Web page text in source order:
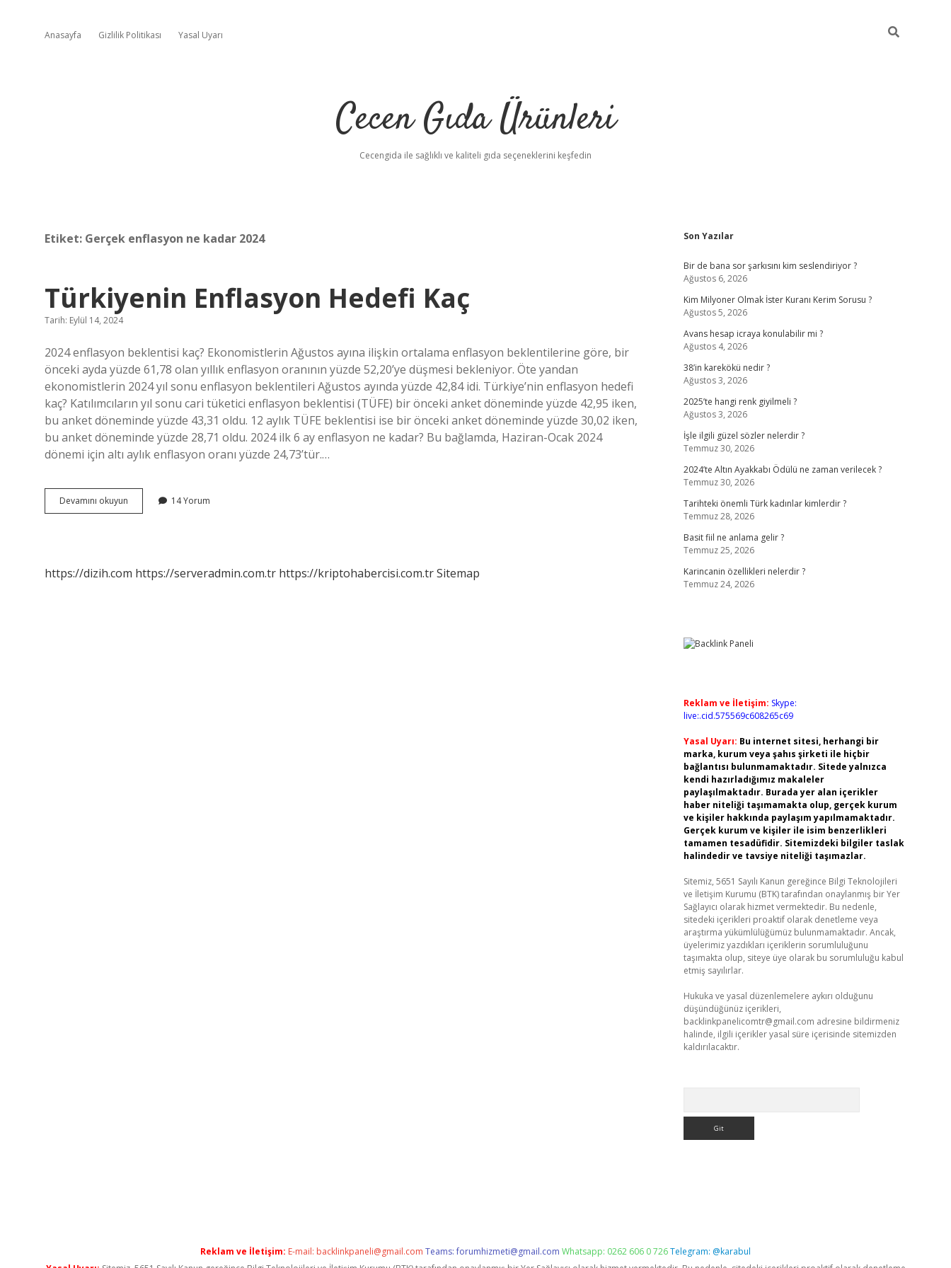
Anasayfa Gizlilik Politikası Yasal Uyarı
Cecen Gıda Ürünleri
Cecengida ile sağlıklı ve kaliteli gıda seçeneklerini keşfedin
Etiket: Gerçek enflasyon ne kadar 2024
Türkiyenin Enflasyon Hedefi Kaç
Tarih: Eylül 14, 2024
2024 enflasyon beklentisi kaç? Ekonomistlerin Ağustos ayına ilişkin ortalama enflasyon beklentilerine göre, bir
önceki ayda yüzde 61,78 olan yıllık enflasyon oranının yüzde 52,20’ye düşmesi bekleniyor. Öte yandan
ekonomistlerin 2024 yıl sonu enflasyon beklentileri Ağustos ayında yüzde 42,84 idi. Türkiye’nin enflasyon hedefi
kaç? Katılımcıların yıl sonu cari tüketici enflasyon beklentisi (TÜFE) bir önceki anket döneminde yüzde 42,95 iken,
bu anket döneminde yüzde 43,31 oldu. 12 aylık TÜFE beklentisi ise bir önceki anket döneminde yüzde 30,02 iken,
bu anket döneminde yüzde 28,71 oldu. 2024 ilk 6 ay enflasyon ne kadar? Bu bağlamda, Haziran-Ocak 2024
dönemi için altı aylık enflasyon oranı yüzde 24,73’tür.…
Devamını okuyun Türkiyenin
Enflasyon
14 Yorum
https://dizih.com https://serveradmin.com.tr https://kriptohabercisi.com.trSitemap
Sidebar
Son Yazılar
Bir de bana sor şarkısını kim seslendiriyor ?
Ağustos 6, 2026
Kim Milyoner Olmak İster Kuranı Kerim Sorusu ?
Ağustos 5, 2026
Avans hesap icraya konulabilir mi ?
Ağustos 4, 2026
38’in karekökü nedir ?
Ağustos 3, 2026
2025’te hangi renk giyilmeli ?
Ağustos 3, 2026
İşle ilgili güzel sözler nelerdir ?
Temmuz 30, 2026
2024’te Altın Ayakkabı Ödülü ne zaman verilecek ?
Temmuz 30, 2026
Tarihteki önemli Türk kadınlar kimlerdir ?
Temmuz 28, 2026
Basit fiil ne anlama gelir ?
Temmuz 25, 2026
Karincanin özellikleri nelerdir ?
Temmuz 24, 2026
Reklam ve İletişim: Skype:
live:.cid.575569c608265c69
Yasal Uyarı: Bu internet sitesi, herhangi bir
marka, kurum veya şahıs şirketi ile hiçbir
bağlantısı bulunmamaktadır. Sitede yalnızca
kendi hazırladığımız makaleler
paylaşılmaktadır. Burada yer alan içerikler
haber niteliği taşımamakta olup, gerçek kurum
ve kişiler hakkında paylaşım yapılmamaktadır.
Gerçek kurum ve kişiler ile isim benzerlikleri
tamamen tesadüfidir. Sitemizdeki bilgiler taslak
halindedir ve tavsiye niteliği taşımazlar.
Sitemiz, 5651 Sayılı Kanun gereğince Bilgi Teknolojileri
ve İletişim Kurumu (BTK) tarafından onaylanmış bir Yer
Sağlayıcı olarak hizmet vermektedir. Bu nedenle,
sitedeki içerikleri proaktif olarak denetleme veya
araştırma yükümlülüğümüz bulunmamaktadır. Ancak,
üyelerimiz yazdıkları içeriklerin sorumluluğunu
taşımakta olup, siteye üye olarak bu sorumluluğu kabul
etmiş sayılırlar.
Hukuka ve yasal düzenlemelere aykırı olduğunu
düşündüğünüz içerikleri,
backlinkpanelicomtr@gmail.com adresine bildirmeniz
halinde, ilgili içerikler yasal süre içerisinde sitemizden
kaldırılacaktır.
Reklam ve İletişim: E-mail: backlinkpaneli@gmail.com Teams:forumhizmeti@gmail.com Whatsapp: 0262 606 0 726Telegram: @karabul